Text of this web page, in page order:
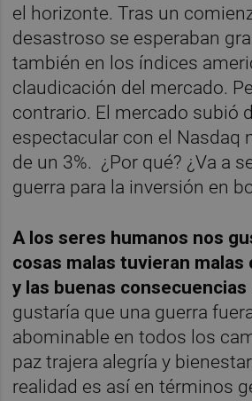
el horizonte. Tras un
desastroso se esperaban
también en los índices
claudicación del mercado.
contrario. El mercado subió
espectacular con el Nasdaq
de un 3%. ¿Por qué? ¿Va a
guerra para la inversión en
A los seres humanos nos
cosas malas tuvieran malas
y las buenas consecuencias
gustaría que una guerra
abominable en todos los
paz trajera alegría y
realidad es así en términos